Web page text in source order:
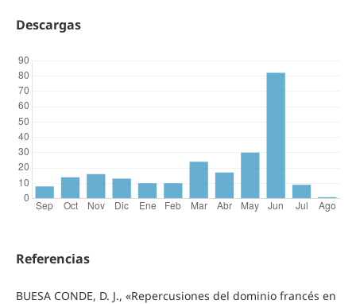
Descargas
Referencias
BUESA CONDE, D. J., «Repercusiones del dominio francés en